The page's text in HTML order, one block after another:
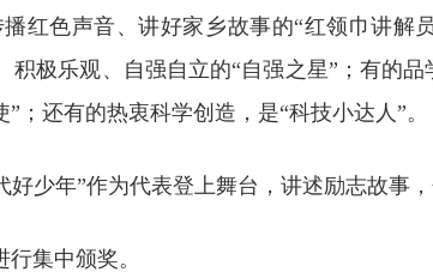
红色声音、讲好家乡故事的“红领巾讲解
极乐观、自强自立的“自强之星”；有的
；还有的热衷科学创造，是“科技小达人”。
少年”作为代表登上舞台，讲述励志故事，
集中颁奖。